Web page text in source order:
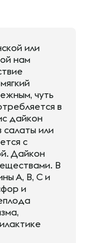
или
нам
чуть
в
дайкон
салаты или
с
Дайкон
В
А, В, С и
и